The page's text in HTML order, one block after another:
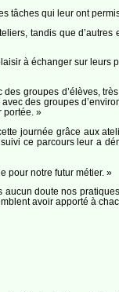
tâches qui leur ont
tandis que
à échanger sur leurs
groupes d’élèves,
des groupes
portée. »
journée grâce aux
ce parcours leur a
pour notre futur métier. »
doute nos
avoir apporté à